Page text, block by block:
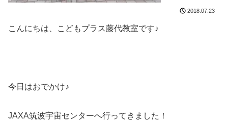
2018.07.23
こんにちは、こどもプラス藤代教室です♪
今日はおでかけ♪
JAXA筑波宇宙センターへ行ってきました！